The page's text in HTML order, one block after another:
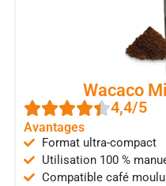
Wacaco
4,4/5
Avantages
Format ultra-compact
Utilisation 100 %
Compatible café moulu